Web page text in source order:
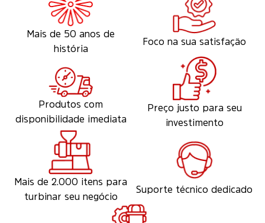
Mais de 50 anos de
história
Foco na sua satisfação
Produtos com
disponibilidade imediata
Preço justo para seu
investimento
Mais de 2.000 itens para
turbinar seu negócio
Suporte técnico dedicado